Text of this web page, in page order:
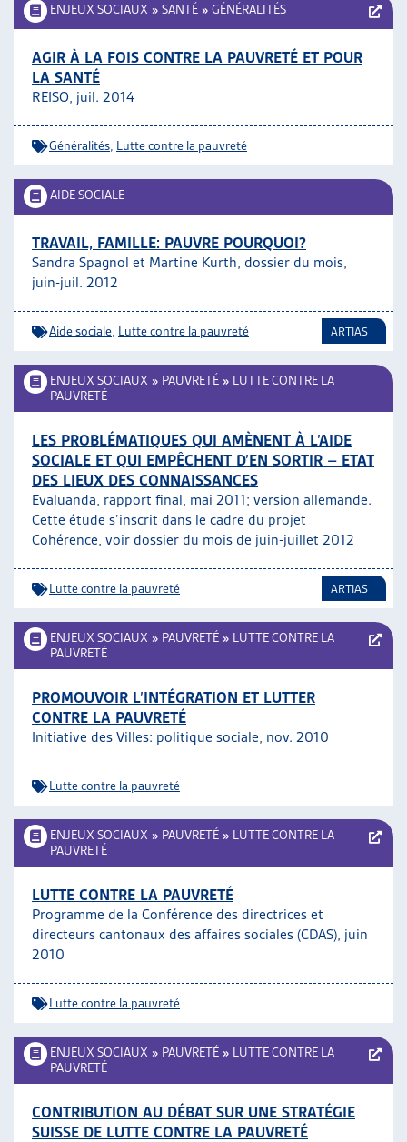
ENJEUX SOCIAUX » SANTÉ » GÉNÉRALITÉS
AGIR À LA FOIS CONTRE LA PAUVRETÉ ET POUR
LA SANTÉ
REISO, juil. 2014
Généralités Lutte contre la pauvreté
AIDE SOCIALE
TRAVAIL, FAMILLE: PAUVRE POURQUOI?
Sandra Spagnol et Martine Kurth, dossier du mois,
juin-juil. 2012
Aide sociale Lutte contre la pauvreté ARTIAS
ENJEUX SOCIAUX » PAUVRETÉ » LUTTE CONTRE LA
PAUVRETÉ
LES PROBLÉMATIQUES QUI AMÈNENT À L’AIDE
SOCIALE ET QUI EMPÊCHENT D’EN SORTIR – ETAT
DES LIEUX DES CONNAISSANCES
Evaluanda, rapport final, mai 2011; version allemande.
Cette étude s’inscrit dans le cadre du projet
Cohérence, voir dossier du mois de juin-juillet 2012
Lutte contre la pauvreté ARTIAS
ENJEUX SOCIAUX » PAUVRETÉ » LUTTE CONTRE LA
PAUVRETÉ
PROMOUVOIR L’INTÉGRATION ET LUTTER
CONTRE LA PAUVRETÉ
Initiative des Villes: politique sociale, nov. 2010
Lutte contre la pauvreté
ENJEUX SOCIAUX » PAUVRETÉ » LUTTE CONTRE LA
PAUVRETÉ
LUTTE CONTRE LA PAUVRETÉ
Programme de la Conférence des directrices et
directeurs cantonaux des affaires sociales (CDAS), juin
2010
Lutte contre la pauvreté
ENJEUX SOCIAUX » PAUVRETÉ » LUTTE CONTRE LA
PAUVRETÉ
CONTRIBUTION AU DÉBAT SUR UNE STRATÉGIE
SUISSE DE LUTTE CONTRE LA PAUVRETÉ